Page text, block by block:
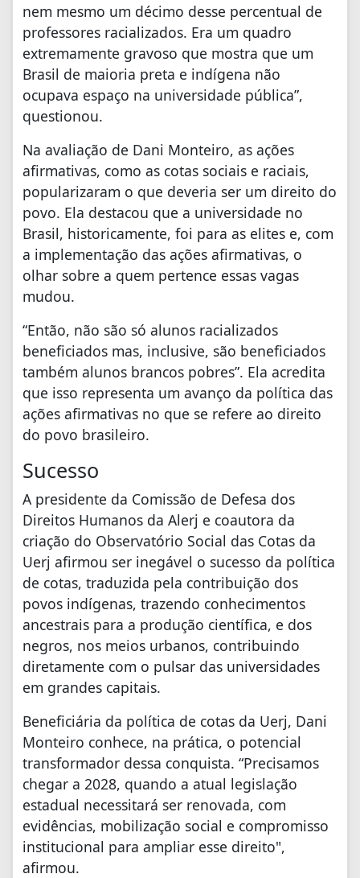
nem mesmo um décimo desse percentual de
professores racializados. Era um quadro
extremamente gravoso que mostra que um
Brasil de maioria preta e indígena não
ocupava espaço na universidade pública”,
questionou.
Na avaliação de Dani Monteiro, as ações
afirmativas, como as cotas sociais e raciais,
popularizaram o que deveria ser um direito do
povo. Ela destacou que a universidade no
Brasil, historicamente, foi para as elites e, com
a implementação das ações afirmativas, o
olhar sobre a quem pertence essas vagas
mudou.
“Então, não são só alunos racializados
beneficiados mas, inclusive, são beneficiados
também alunos brancos pobres”. Ela acredita
que isso representa um avanço da política das
ações afirmativas no que se refere ao direito
do povo brasileiro.
Sucesso
A presidente da Comissão de Defesa dos
Direitos Humanos da Alerj e coautora da
criação do Observatório Social das Cotas da
Uerj afirmou ser inegável o sucesso da política
de cotas, traduzida pela contribuição dos
povos indígenas, trazendo conhecimentos
ancestrais para a produção científica, e dos
negros, nos meios urbanos, contribuindo
diretamente com o pulsar das universidades
em grandes capitais.
Beneficiária da política de cotas da Uerj, Dani
Monteiro conhece, na prática, o potencial
transformador dessa conquista. “Precisamos
chegar a 2028, quando a atual legislação
estadual necessitará ser renovada, com
evidências, mobilização social e compromisso
institucional para ampliar esse direito",
afirmou.